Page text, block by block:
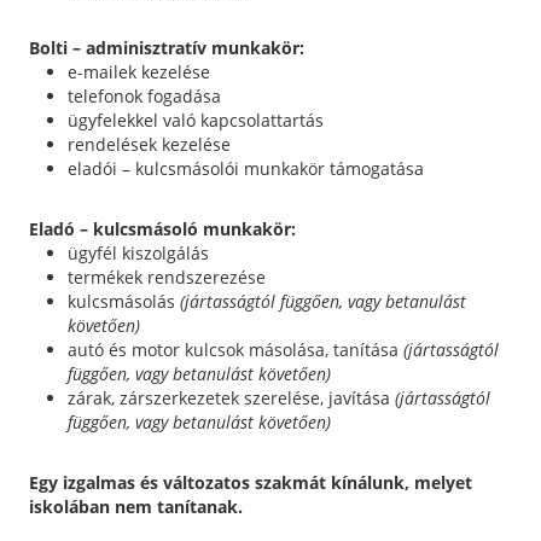
Bolti – adminisztratív munkakör:
e-mailek kezelése
telefonok fogadása
ügyfelekkel való kapcsolattartás
rendelések kezelése
eladói – kulcsmásolói munkakör támogatása
Eladó – kulcsmásoló munkakör:
ügyfél kiszolgálás
termékek rendszerezése
kulcsmásolás (jártasságtól függően, vagy betanulást
követően)
autó és motor kulcsok másolása, tanítása (jártasságtól
függően, vagy betanulást követően)
zárak, zárszerkezetek szerelése, javítása (jártasságtól
függően, vagy betanulást követően)
Egy izgalmas és változatos szakmát kínálunk, melyet
iskolában nem tanítanak.